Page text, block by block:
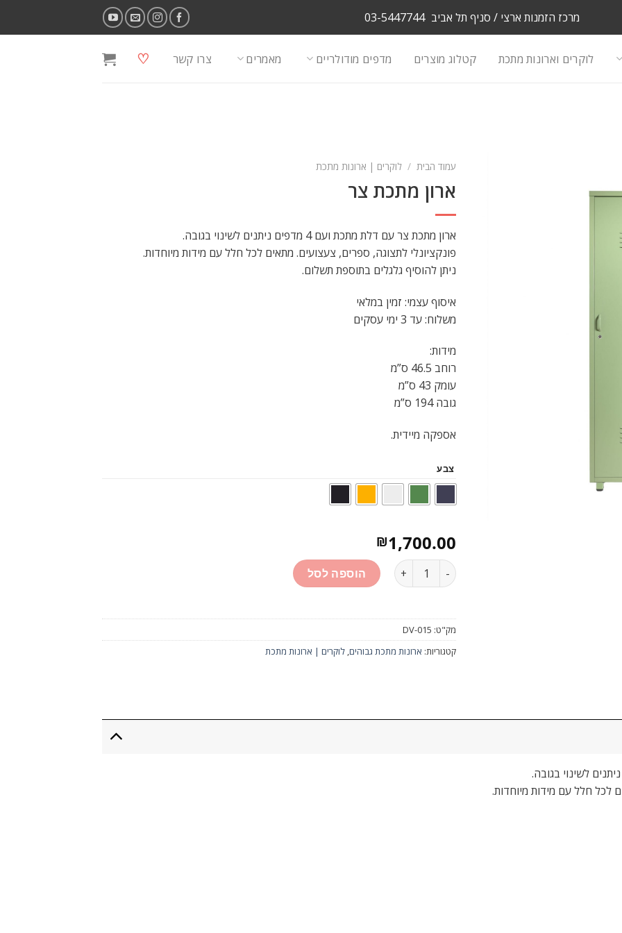
מרכז הזמנות ארצי / סניף תל אביב 03-5447744
לוקרים וארונות מתכת קטלוג מוצרים מדפים מודולריים מאמרים צרו קשר ♡
עמוד הבית / לוקרים | ארונות מתכת
ארון מתכת צר
ארון מתכת צר עם דלת מתכת ועם 4 מדפים ניתנים לשינוי בגובה.
פונקציונלי לתצוגה, ספרים, צעצועים. מתאים לכל חלל עם מידות מיוחדות.
ניתן להוסיף גלגלים בתוספת תשלום.
איסוף עצמי: זמין במלאי
משלוח: עד 3 ימי עסקים
מידות:
רוחב 46.5 ס”מ
עומק 43 ס”מ
גובה 194 ס”מ
אספקה מיידית.
צבע
₪1,700.00
כמות הוספה לסל
מק"ט: DV-015
קטגוריות: ארונות מתכת גבוהים, לוקרים | ארונות מתכת
לכל חלל עם מידות מיוחדות.